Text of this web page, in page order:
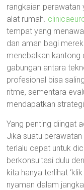
rangkaian perawatan
alat rumah.
tempat yang
dan aman bagi
menebalkan
gabungan antara
profesional bisa
ritme, sementara
mendapatkan
Yang penting diingat
Jika suatu
terlalu cepat untuk
berkonsultasi dulu
kita hanya terlihat
nyaman dalam